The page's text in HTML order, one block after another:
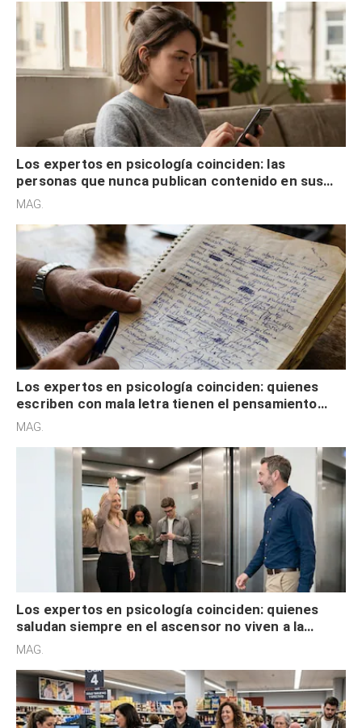
Los expertos en psicología coinciden: las
personas que nunca publican contenido en sus
redes sociales no pretenden buscar validación
MAG.
Los expertos en psicología coinciden: quienes
escriben con mala letra tienen el pensamiento
acelerado y no lo hacen por desinterés
MAG.
Los expertos en psicología coinciden: quienes
saludan siempre en el ascensor no viven a la
defensiva y tienen apertura social
MAG.